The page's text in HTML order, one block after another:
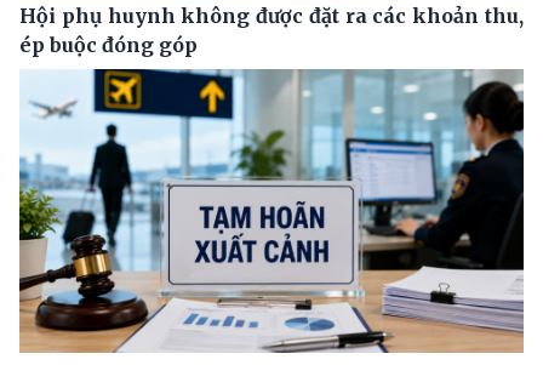
Hội phụ huynh không được đặt ra các khoản thu,
ép buộc đóng góp